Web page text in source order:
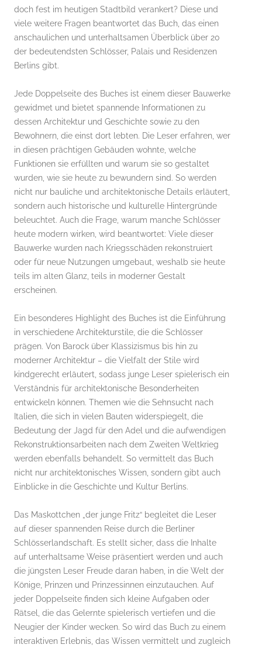
doch fest im heutigen Stadtbild verankert? Diese und
viele weitere Fragen beantwortet das Buch, das einen
anschaulichen und unterhaltsamen Überblick über 20
der bedeutendsten Schlösser, Palais und Residenzen
Berlins gibt.
Jede Doppelseite des Buches ist einem dieser Bauwerke
gewidmet und bietet spannende Informationen zu
dessen Architektur und Geschichte sowie zu den
Bewohnern, die einst dort lebten. Die Leser erfahren, wer
in diesen prächtigen Gebäuden wohnte, welche
Funktionen sie erfüllten und warum sie so gestaltet
wurden, wie sie heute zu bewundern sind. So werden
nicht nur bauliche und architektonische Details erläutert,
sondern auch historische und kulturelle Hintergründe
beleuchtet. Auch die Frage, warum manche Schlösser
heute modern wirken, wird beantwortet: Viele dieser
Bauwerke wurden nach Kriegsschäden rekonstruiert
oder für neue Nutzungen umgebaut, weshalb sie heute
teils im alten Glanz, teils in moderner Gestalt
erscheinen.
Ein besonderes Highlight des Buches ist die Einführung
in verschiedene Architekturstile, die die Schlösser
prägen. Von Barock über Klassizismus bis hin zu
moderner Architektur – die Vielfalt der Stile wird
kindgerecht erläutert, sodass junge Leser spielerisch ein
Verständnis für architektonische Besonderheiten
entwickeln können. Themen wie die Sehnsucht nach
Italien, die sich in vielen Bauten widerspiegelt, die
Bedeutung der Jagd für den Adel und die aufwendigen
Rekonstruktionsarbeiten nach dem Zweiten Weltkrieg
werden ebenfalls behandelt. So vermittelt das Buch
nicht nur architektonisches Wissen, sondern gibt auch
Einblicke in die Geschichte und Kultur Berlins.
Das Maskottchen „der junge Fritz“ begleitet die Leser
auf dieser spannenden Reise durch die Berliner
Schlösserlandschaft. Es stellt sicher, dass die Inhalte
auf unterhaltsame Weise präsentiert werden und auch
die jüngsten Leser Freude daran haben, in die Welt der
Könige, Prinzen und Prinzessinnen einzutauchen. Auf
jeder Doppelseite finden sich kleine Aufgaben oder
Rätsel, die das Gelernte spielerisch vertiefen und die
Neugier der Kinder wecken. So wird das Buch zu einem
interaktiven Erlebnis, das Wissen vermittelt und zugleich